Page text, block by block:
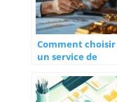
Comment choisir
un service de
securise et fiable